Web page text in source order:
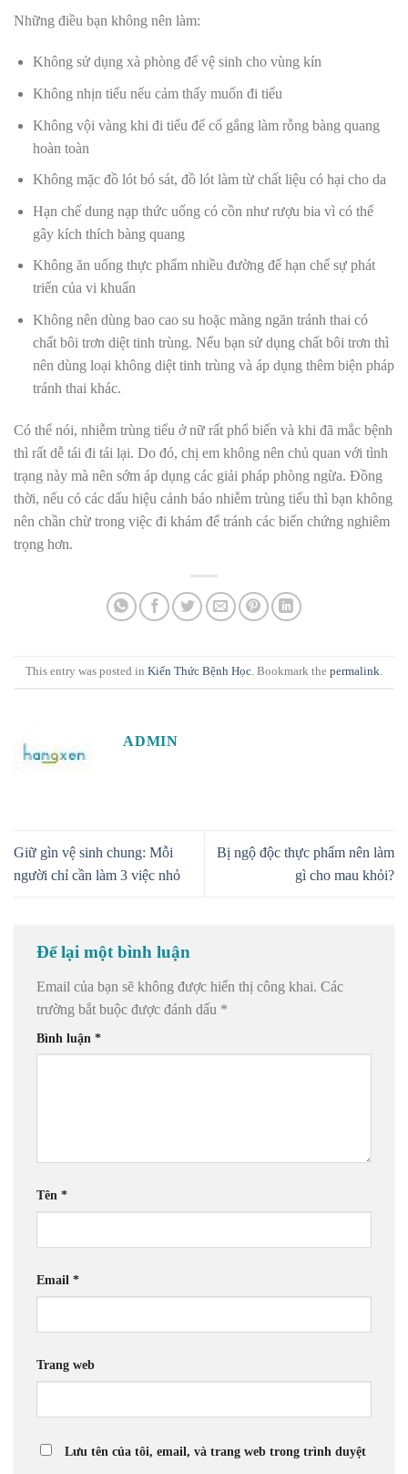
Những điều bạn không nên làm:
Không sử dụng xà phòng để vệ sinh cho vùng kín
Không nhịn tiểu nếu cảm thấy muốn đi tiểu
Không vội vàng khi đi tiểu để cố gắng làm rỗng bàng quang
hoàn toàn
Không mặc đồ lót bó sát, đồ lót làm từ chất liệu có hại cho da
Hạn chế dung nạp thức uống có cồn như rượu bia vì có thể
gây kích thích bàng quang
Không ăn uống thực phẩm nhiều đường để hạn chế sự phát
triển của vi khuẩn
Không nên dùng bao cao su hoặc màng ngăn tránh thai có
chất bôi trơn diệt tinh trùng. Nếu bạn sử dụng chất bôi trơn thì
nên dùng loại không diệt tinh trùng và áp dụng thêm biện pháp
tránh thai khác.
Có thể nói, nhiễm trùng tiểu ở nữ rất phổ biến và khi đã mắc bệnh
thì rất dễ tái đi tái lại. Do đó, chị em không nên chủ quan với tình
trạng này mà nên sớm áp dụng các giải pháp phòng ngừa. Đồng
thời, nếu có các dấu hiệu cảnh báo nhiễm trùng tiểu thì bạn không
nên chần chừ trong việc đi khám để tránh các biến chứng nghiêm
trọng hơn.
This entry was posted in Kiến Thức Bệnh Học. Bookmark the permalink.
ADMIN
Giữ gìn vệ sinh chung: Mỗi
người chỉ cần làm 3 việc nhỏ
Bị ngộ độc thực phẩm nên làm
gì cho mau khỏi?
Để lại một bình luận
Email của bạn sẽ không được hiển thị công khai. Các
trường bắt buộc được đánh dấu *
Bình luận *
Tên *
Email *
Trang web
Lưu tên của tôi, email, và trang web trong trình duyệt